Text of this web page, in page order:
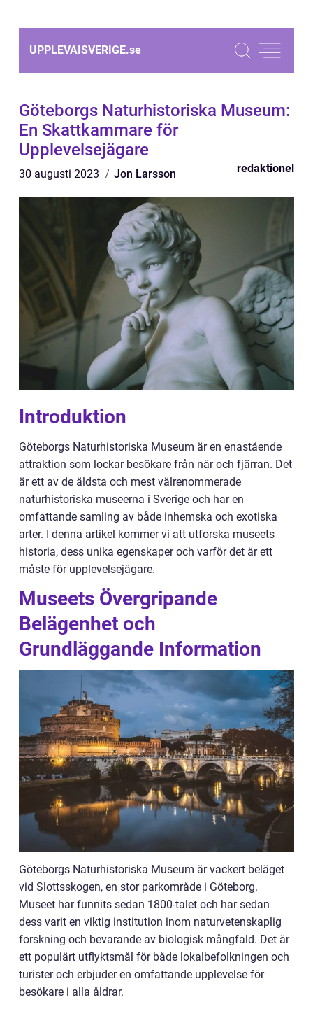
UPPLEVAISVERIGE.se
Göteborgs Naturhistoriska Museum:
En Skattkammare för
Upplevelsejägare
30 augusti 2023 Jon Larsson redaktionel
Introduktion
Göteborgs Naturhistoriska Museum är en enastående
attraktion som lockar besökare från när och fjärran. Det
är ett av de äldsta och mest välrenommerade
naturhistoriska museerna i Sverige och har en
omfattande samling av både inhemska och exotiska
arter. I denna artikel kommer vi att utforska museets
historia, dess unika egenskaper och varför det är ett
måste för upplevelsejägare.
Museets Övergripande
Belägenhet och
Grundläggande Information
Göteborgs Naturhistoriska Museum är vackert beläget
vid Slottsskogen, en stor parkområde i Göteborg.
Museet har funnits sedan 1800-talet och har sedan
dess varit en viktig institution inom naturvetenskaplig
forskning och bevarande av biologisk mångfald. Det är
ett populärt utflyktsmål för både lokalbefolkningen och
turister och erbjuder en omfattande upplevelse för
besökare i alla åldrar.